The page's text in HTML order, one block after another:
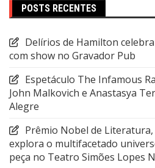
POSTS RECENTES
Delírios de Hamilton
com show no Gravador Pub
Espetáculo The Infamous
John Malkovich e Anastasya
Alegre
Prêmio Nobel de Literatura,
explora o multifacetado
peça no Teatro Simões Lopes